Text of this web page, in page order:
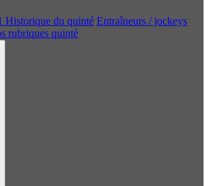
Historique du quinté Entraîneurs / jockeys
rubriques quinté